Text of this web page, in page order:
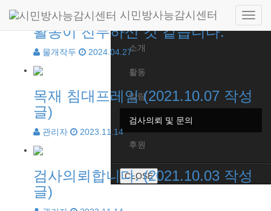
Home
소개
활동
알림
검사의뢰 및 문의
후원
CLOSE
시민방사능감시센터
Side
활동이 전무하신 것 같습니다.
물개작두 2024.04.27
목재 침대프레임 (2021.10.07 작성
글)
관리자 2023.11.14
검사의뢰합니다. (2021.10.03 작성
글)